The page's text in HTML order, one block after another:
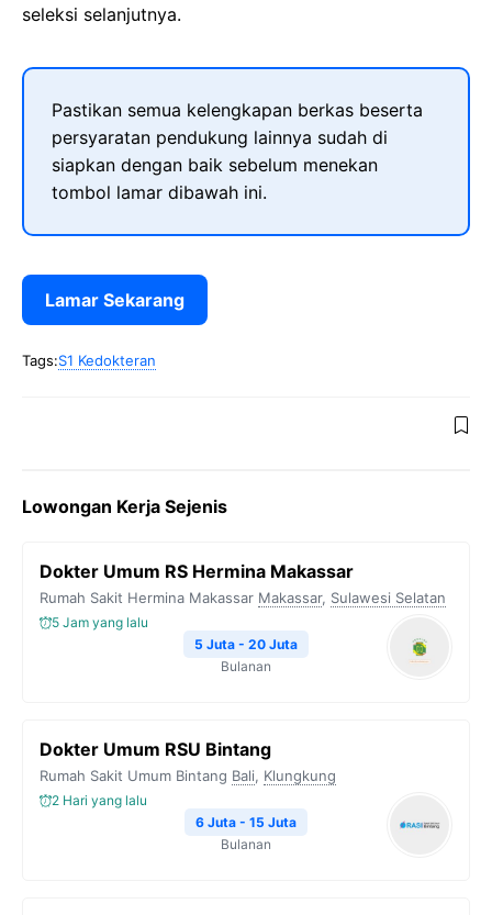
seleksi selanjutnya.
Pastikan semua kelengkapan berkas beserta
persyaratan pendukung lainnya sudah di
siapkan dengan baik sebelum menekan
tombol lamar dibawah ini.
Lamar Sekarang
Tags:S1 Kedokteran
Lowongan Kerja Sejenis
Dokter Umum RS Hermina Makassar
Rumah Sakit Hermina Makassar Makassar, Sulawesi Selatan
5 Jam yang lalu
5 Juta - 20 Juta
Bulanan
Dokter Umum RSU Bintang
Rumah Sakit Umum Bintang Bali, Klungkung
2 Hari yang lalu
6 Juta - 15 Juta
Bulanan